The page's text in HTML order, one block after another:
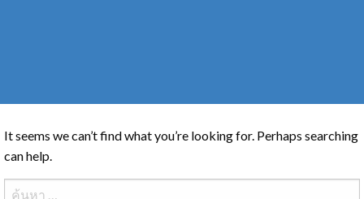
It seems we can’t find what you’re looking for. Perhaps searching
can help.
ค้นหา